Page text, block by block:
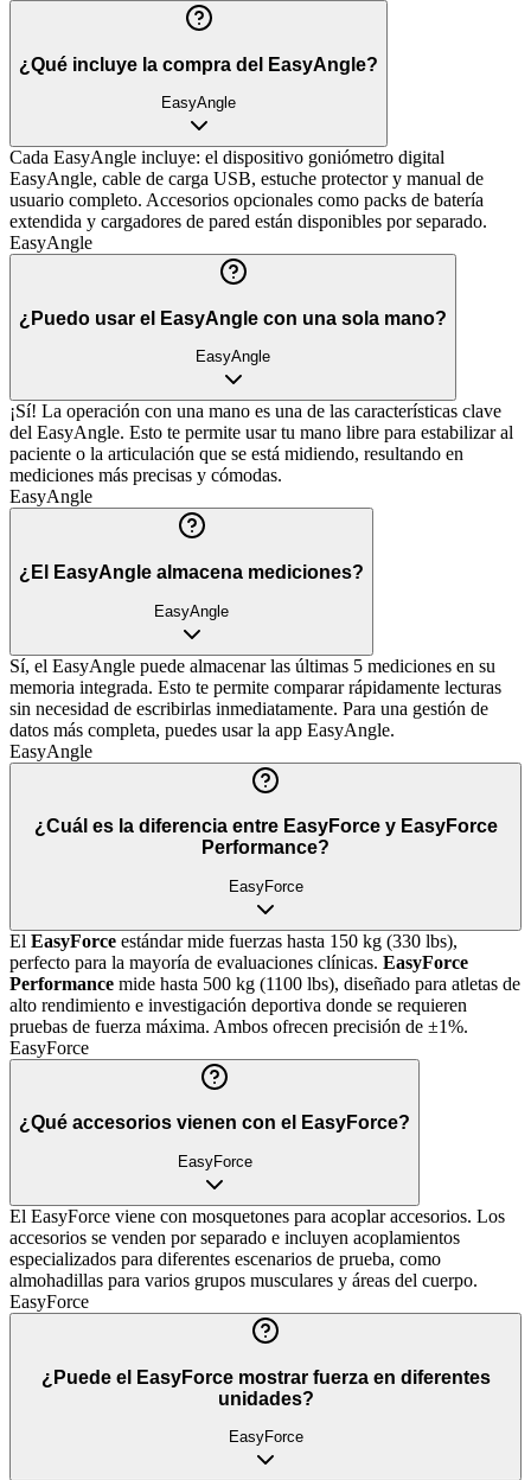
¿Qué incluye la compra del EasyAngle?
EasyAngle
Cada EasyAngle incluye: el dispositivo goniómetro digital
EasyAngle, cable de carga USB, estuche protector y manual de
usuario completo. Accesorios opcionales como packs de batería
extendida y cargadores de pared están disponibles por separado.
EasyAngle
¿Puedo usar el EasyAngle con una sola mano?
EasyAngle
¡Sí! La operación con una mano es una de las características clave
del EasyAngle. Esto te permite usar tu mano libre para estabilizar al
paciente o la articulación que se está midiendo, resultando en
mediciones más precisas y cómodas.
EasyAngle
¿El EasyAngle almacena mediciones?
EasyAngle
Sí, el EasyAngle puede almacenar las últimas 5 mediciones en su
memoria integrada. Esto te permite comparar rápidamente lecturas
sin necesidad de escribirlas inmediatamente. Para una gestión de
datos más completa, puedes usar la app EasyAngle.
EasyAngle
¿Cuál es la diferencia entre EasyForce y EasyForce
Performance?
EasyForce
El EasyForce estándar mide fuerzas hasta 150 kg (330 lbs),
perfecto para la mayoría de evaluaciones clínicas. EasyForce
Performance mide hasta 500 kg (1100 lbs), diseñado para atletas de
alto rendimiento e investigación deportiva donde se requieren
pruebas de fuerza máxima. Ambos ofrecen precisión de ±1%.
EasyForce
¿Qué accesorios vienen con el EasyForce?
EasyForce
El EasyForce viene con mosquetones para acoplar accesorios. Los
accesorios se venden por separado e incluyen acoplamientos
especializados para diferentes escenarios de prueba, como
almohadillas para varios grupos musculares y áreas del cuerpo.
EasyForce
¿Puede el EasyForce mostrar fuerza en diferentes
unidades?
EasyForce